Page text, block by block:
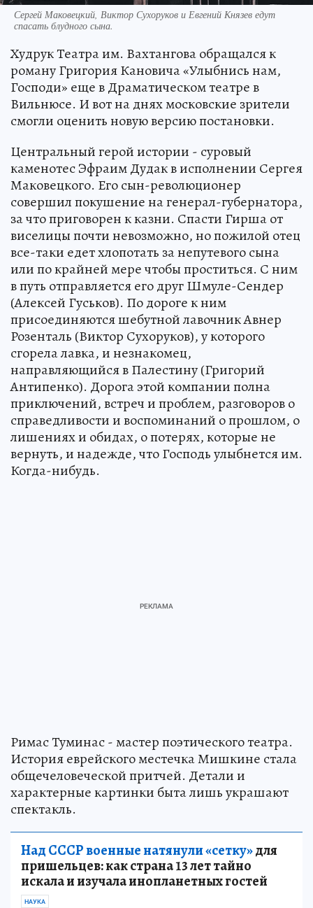
Сергей Маковецкий, Виктор Сухоруков и Евгений Князев едут
спасать блудного сына.
Худрук Театра им. Вахтангова обращался к
роману Григория Кановича «Улыбнись нам,
Господи» еще в Драматическом театре в
Вильнюсе. И вот на днях московские зрители
смогли оценить новую версию постановки.
Центральный герой истории - суровый
каменотес Эфраим Дудак в исполнении Сергея
Маковецкого. Его сын-революционер
совершил покушение на генерал-губернатора,
за что приговорен к казни. Спасти Гирша от
виселицы почти невозможно, но пожилой отец
все-таки едет хлопотать за непутевого сына
или по крайней мере чтобы проститься. С ним
в путь отправляется его друг Шмуле-Сендер
(Алексей Гуськов). По дороге к ним
присоединяются шебутной лавочник Авнер
Розенталь (Виктор Сухоруков), у которого
сгорела лавка, и незнакомец,
направляющийся в Палестину (Григорий
Антипенко). Дорога этой компании полна
приключений, встреч и проблем, разговоров о
справедливости и воспоминаний о прошлом, о
лишениях и обидах, о потерях, которые не
вернуть, и надежде, что Господь улыбнется им.
Когда-нибудь.
Римас Туминас - мастер поэтического театра.
История еврейского местечка Мишкине стала
общечеловеческой притчей. Детали и
характерные картинки быта лишь украшают
спектакль.
Над СССР военные натянули «сетку»для
пришельцев: как страна 13 лет тайно
искала и изучала инопланетных гостей
НАУКА